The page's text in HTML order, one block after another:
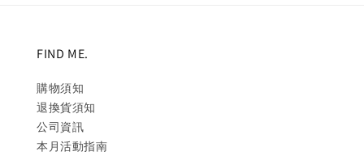
FIND ME.
購物須知
退換貨須知
公司資訊
本月活動指南